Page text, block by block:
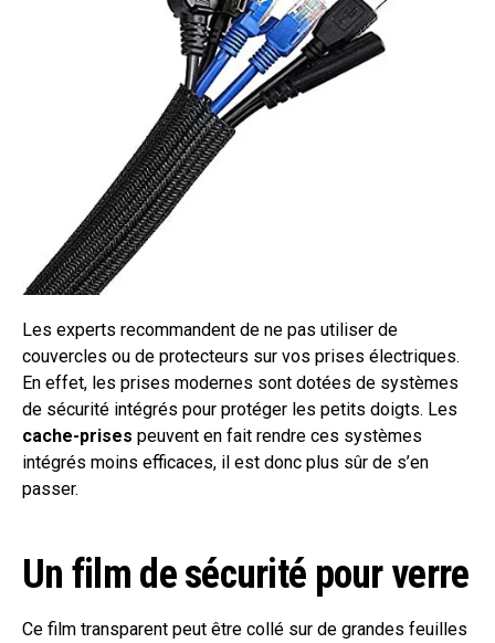
Les experts recommandent de ne pas utiliser de
couvercles ou de protecteurs sur vos prises électriques.
En effet, les prises modernes sont dotées de systèmes
de sécurité intégrés pour protéger les petits doigts. Les
cache-prises peuvent en fait rendre ces systèmes
intégrés moins efficaces, il est donc plus sûr de s’en
passer.
Un film de sécurité pour verre
Ce film transparent peut être collé sur de grandes feuilles